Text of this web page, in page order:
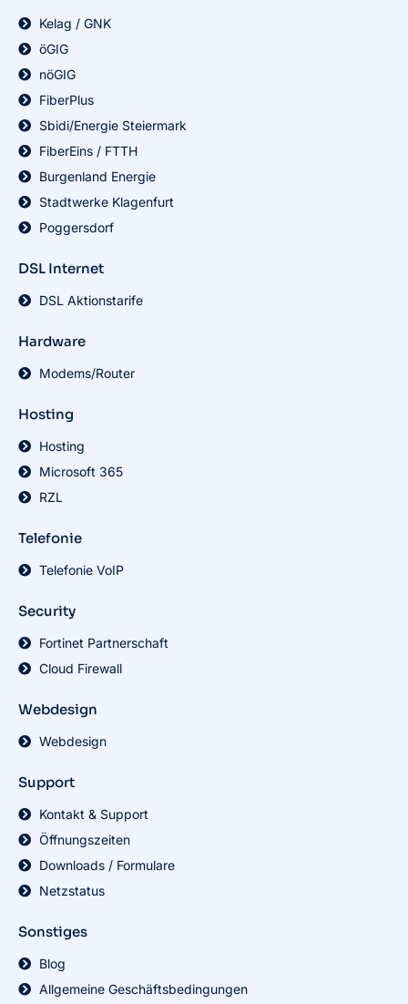
Kelag / GNK
öGIG
nöGIG
FiberPlus
Sbidi/Energie Steiermark
FiberEins / FTTH
Burgenland Energie
Stadtwerke Klagenfurt
Poggersdorf
DSL Internet
DSL Aktionstarife
Hardware
Modems/Router
Hosting
Hosting
Microsoft 365
RZL
Telefonie
Telefonie VoIP
Security
Fortinet Partnerschaft
Cloud Firewall
Webdesign
Webdesign
Support
Kontakt & Support
Öffnungszeiten
Downloads / Formulare
Netzstatus
Sonstiges
Blog
Allgemeine Geschäftsbedingungen